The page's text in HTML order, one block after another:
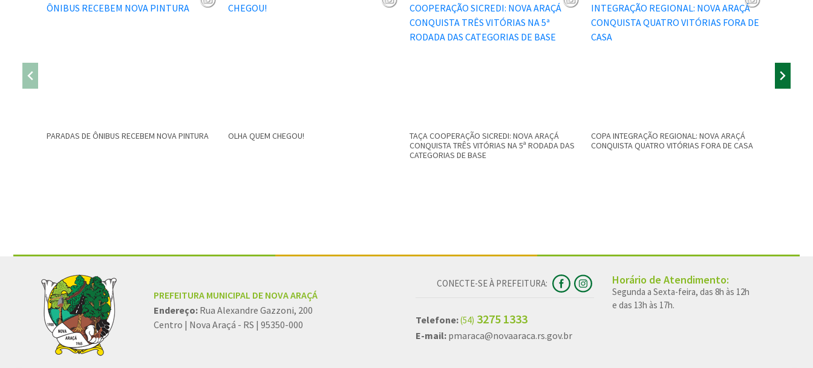
PARADAS DE ÔNIBUS RECEBEM NOVA PINTURA OLHA QUEM CHEGOU!
TAÇA COOPERAÇÃO SICREDI: NOVA ARAÇÁ
CONQUISTA TRÊS VITÓRIAS NA 5ª RODADA DAS
CATEGORIAS DE BASE
COPA INTEGRAÇÃO REGIONAL: NOVA ARAÇÁ
CONQUISTA QUATRO VITÓRIAS FORA DE CASA
PREFEITURA MUNICIPAL DE NOVA ARAÇÁ
Endereço: Rua Alexandre Gazzoni, 200
Centro | Nova Araçá - RS | 95350-000
CONECTE-SE À PREFEITURA:
Telefone:(54) 3275 1333
E-mail: pmaraca@novaaraca.rs.gov.br
Horário de Atendimento:
Segunda a Sexta-feira, das 8h às 12h
e das 13h às 17h.